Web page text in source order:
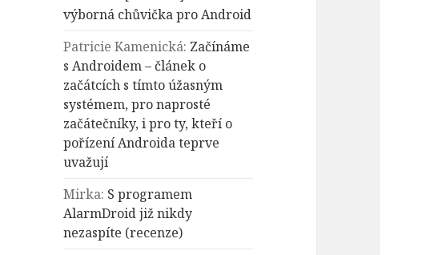
výborná chůvička pro Android
Patricie Kamenická: Začínáme
s Androidem – článek o
začátcích s tímto úžasným
systémem, pro naprosté
začátečníky, i pro ty, kteří o
pořízení Androida teprve
uvažují
Mirka: S programem
AlarmDroid již nikdy
nezaspíte (recenze)